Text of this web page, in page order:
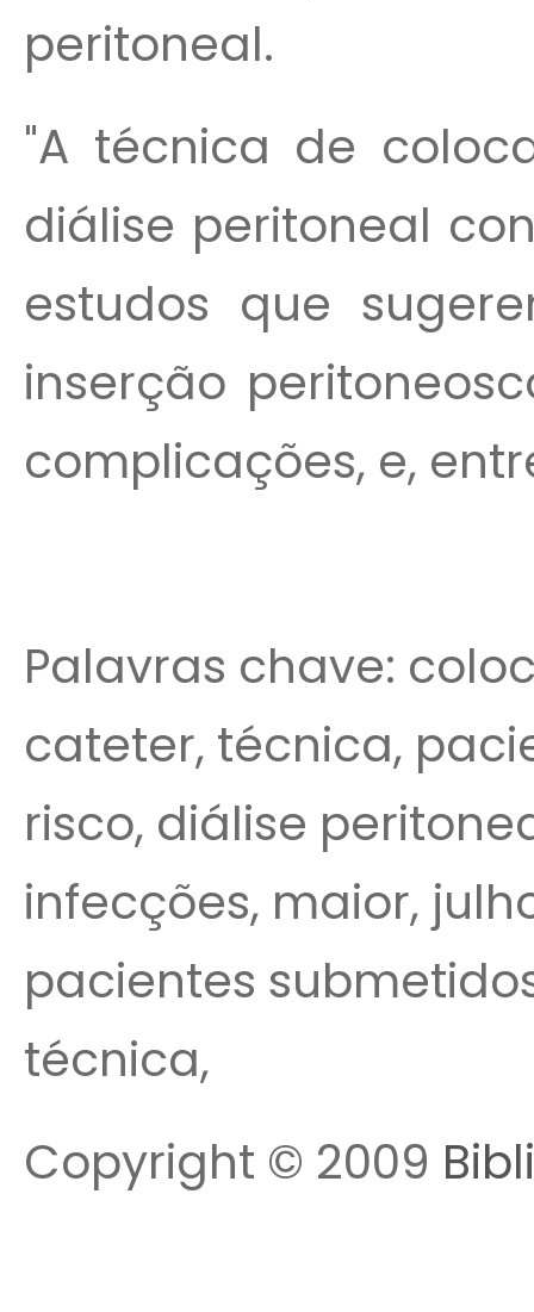
peritoneal.
"A técnica de
diálise peritoneal
estudos que
inserção
complicações, e,
Palavras chave:
cateter, técnica,
risco, diálise
infecções, maior,
pacientes
técnica,
Copyright © 2009